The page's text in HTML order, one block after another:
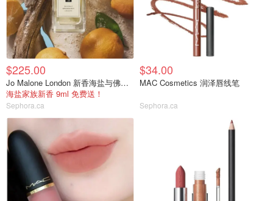
$225.00
Jo Malone London 新香海盐与佛手柑
海盐家族新香 9ml 免费送！
Sephora.ca
$34.00
MAC Cosmetics 润泽唇线笔
Sephora.ca